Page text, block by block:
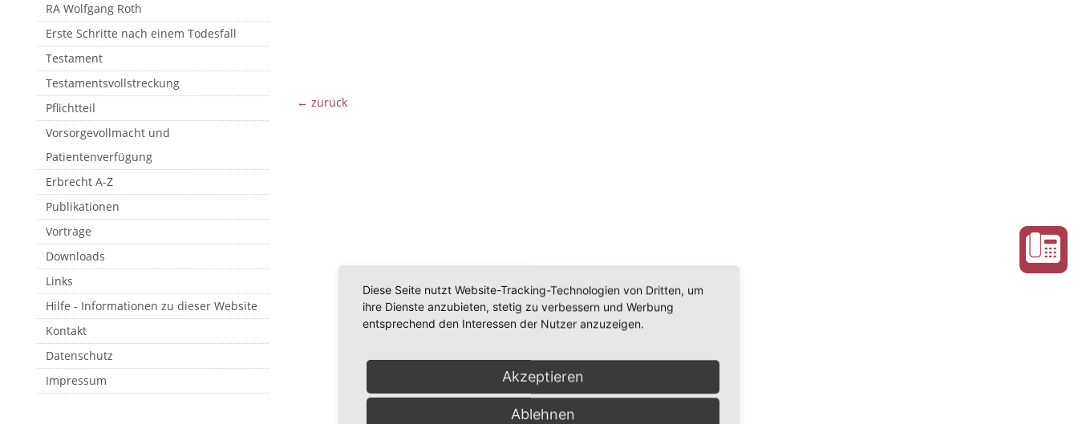
RA Wolfgang Roth
Erste Schritte nach einem Todesfall
Testament
Testamentsvollstreckung
Pflichtteil
Vorsorgevollmacht und
Patientenverfügung
Erbrecht A-Z
Publikationen
Vorträge
Downloads
Links
Hilfe - Informationen zu dieser Website
Kontakt
Datenschutz
Impressum
← zurück
Diese Seite nutzt Website-Tracking-Technologien von Dritten, um
ihre Dienste anzubieten, stetig zu verbessern und Werbung
entsprechend den Interessen der Nutzer anzuzeigen.
Akzeptieren
Ablehnen